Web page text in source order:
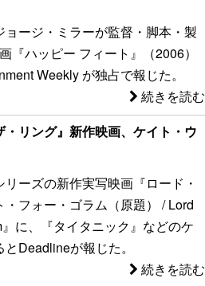
ョージ・ミラーが監督・脚本・製
『ハッピー フィート』（2006）
Weekly が独占で報じた。
続きを読む
リング』新作映画、ケイト・ウ
ーズの新作実写映画『ロード・
フォー・ゴラム（原題） / Lord
に、『タイタニック』などのケ
Deadlineが報じた。
続きを読む